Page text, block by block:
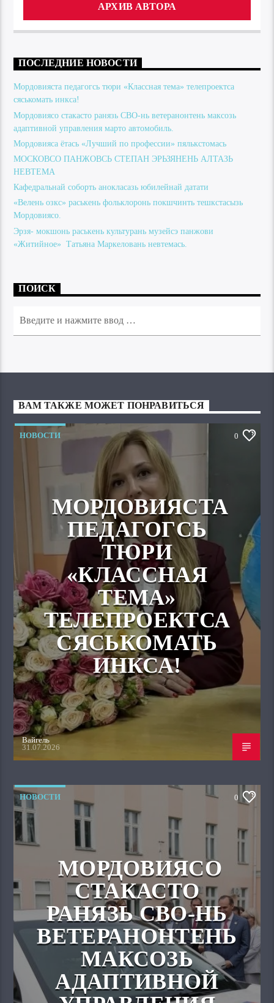
АРХИВ АВТОРА
ПОСЛЕДНИЕ НОВОСТИ
Мордовияста педагогсь тюри «Классная тема» телепроектса
сяськомать инкса!
Мордовиясо стакасто ранязь СВО-нь ветеранонтень максозь
адаптивной управления марто автомобиль.
Мордовияса ётась «Лучший по профессии» пялькстомась
МОСКОВСО ПАНЖОВСЬ СТЕПАН ЭРЬЗЯНЕНЬ АЛТАЗЬ
НЕВТЕМА
Кафедральнай соборть анокласазь юбилейнай датати
«Велень озкс» раськень фольклоронь покшчинть тешкстасызь
Мордовиясо.
Эрзя- мокшонь раськень культурань музейсэ панжови
«Житийное» Татьяна Маркеловань невтемась.
ПОИСК
ВАМ ТАКЖЕ МОЖЕТ ПОНРАВИТЬСЯ
НОВОСТИ 0
МОРДОВИЯСТА
ПЕДАГОГСЬ
ТЮРИ
«КЛАССНАЯ
ТЕМА»
ТЕЛЕПРОЕКТСА
СЯСЬКОМАТЬ
ИНКСА!
Вайгель
31.07.2026
НОВОСТИ 0
МОРДОВИЯСО
СТАКАСТО
РАНЯЗЬ СВО-НЬ
ВЕТЕРАНОНТЕНЬ
МАКСОЗЬ
АДАПТИВНОЙ